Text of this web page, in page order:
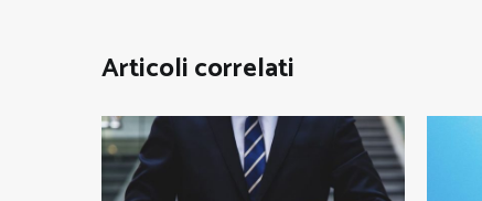
Articoli correlati